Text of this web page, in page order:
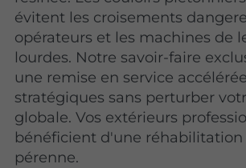
évitent les croisements
opérateurs et les machines de
lourdes. Notre savoir-faire
une remise en service
stratégiques sans perturber
globale. Vos extérieurs
bénéficient d'une
pérenne.